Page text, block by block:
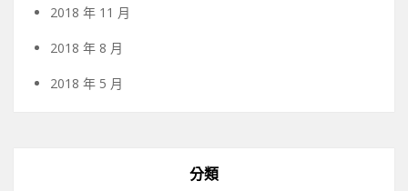
2018 年 11 月
2018 年 8 月
2018 年 5 月
分類